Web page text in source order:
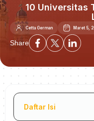
10 Universitas
Cetta German Maret 5,
Share
Daftar Isi